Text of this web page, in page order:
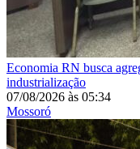
Economia RN busca
industrialização
07/08/2026 às 05:34
Mossoró